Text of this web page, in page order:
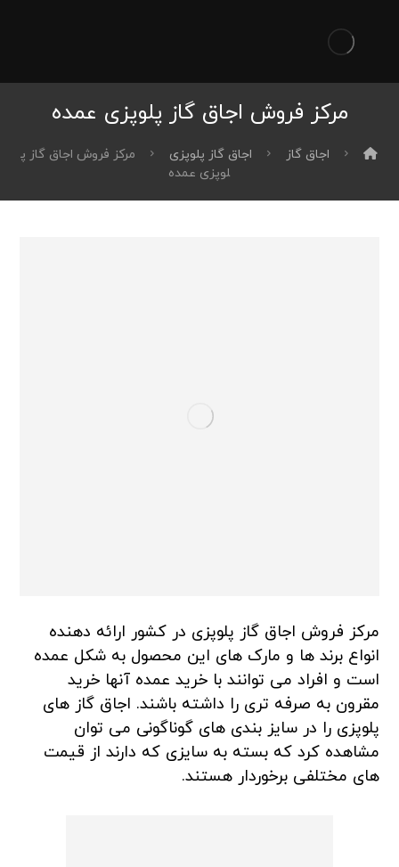
مرکز فروش اجاق گاز پلوپزی عمده
اجاق گاز اجاق گاز پلوپزی
مرکز فروش اجاق گاز پ
لوپزی عمده
مرکز فروش اجاق گاز پلوپزی در کشور ارائه دهنده
انواع برند ها و مارک های این محصول به شکل عمده
است و افراد می توانند با خرید عمده آنها خرید
مقرون به صرفه تری را داشته باشند. اجاق گاز های
پلوپزی را در سایز بندی های گوناگونی می توان
مشاهده کرد که بسته به سایزی که دارند از قیمت
های مختلفی برخوردار هستند.